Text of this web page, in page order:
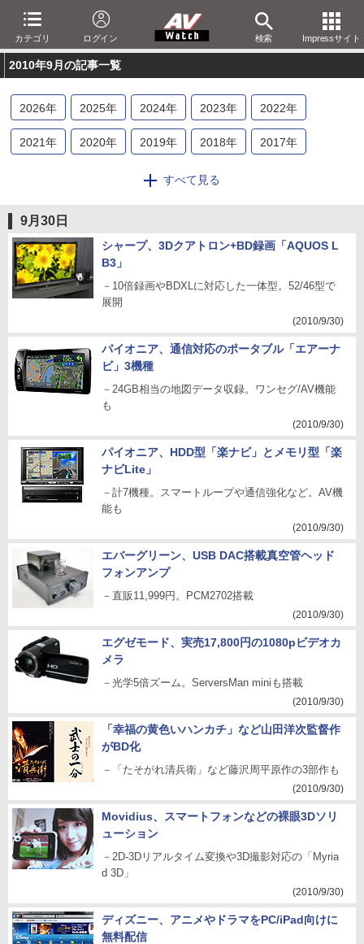
カテゴリ ログイン 検索 Impressサイト
2010年9月の記事一覧
2026年 2025年 2024年 2023年 2022年
2021年 2020年 2019年 2018年 2017年
2014年 2013
2006年 2005年 2004年 2003年 2002年
2001年
すべて見る
9月30日
シャープ、3Dクアトロン+BD録画「AQUOS L
B3」
－10倍録画やBDXLに対応した一体型。52/46型で
展開
(2010/9/30)
パイオニア、通信対応のポータブル「エアーナ
ビ」3機種
－24GB相当の地図データ収録。ワンセグ/AV機能
も
(2010/9/30)
パイオニア、HDD型「楽ナビ」とメモリ型「楽
ナビLite」
－計7機種。スマートループや通信強化など。AV機
能も
(2010/9/30)
エバーグリーン、USB DAC搭載真空管ヘッド
フォンアンプ
－直販11,999円。PCM2702搭載
(2010/9/30)
エグゼモード、実売17,800円の1080pビデオカ
メラ
－光学5倍ズーム。ServersMan miniも搭載
(2010/9/30)
「幸福の黄色いハンカチ」など山田洋次監督作
がBD化
－「たそがれ清兵衛」など藤沢周平原作の3部作も
(2010/9/30)
Movidius、スマートフォンなどの裸眼3Dソリ
ューション
－2D-3Dリアルタイム変換や3D撮影対応の「Myria
d 3D」
(2010/9/30)
ディズニー、アニメやドラマをPC/iPad向けに
無料配信